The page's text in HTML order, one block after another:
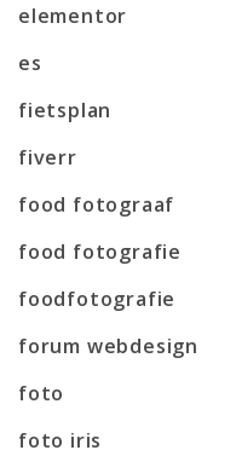
elementor
es
fietsplan
fiverr
food fotograaf
food fotografie
foodfotografie
forum webdesign
foto
foto iris